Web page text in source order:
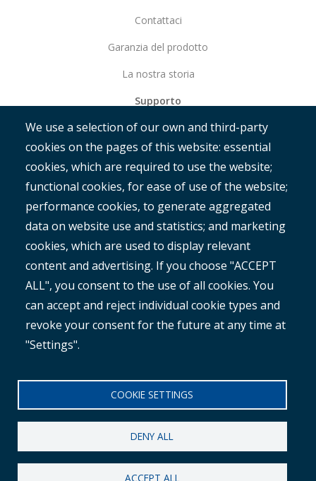
We use a selection of our own and third-party
cookies on the pages of this website: essential
cookies, which are required to use the website;
functional cookies, for ease of use of the website;
performance cookies, to generate aggregated
data on website use and statistics; and marketing
cookies, which are used to display relevant
content and advertising. If you choose "ACCEPT
ALL", you consent to the use of all cookies. You
can accept and reject individual cookie types and
revoke your consent for the future at any time at
"Settings".
COOKIE SETTINGS
DENY ALL
ACCEPT ALL
Contattaci
Garanzia del prodotto
La nostra storia
Supporto
Iniziare
ROMAN
Copyright© 2025 MetroCount®. All rights reserved.
Footer
Small
Menu
Anti-slavery Policy